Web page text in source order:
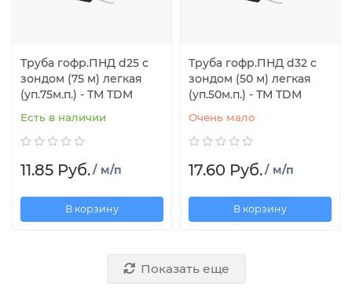
Труба гофр.ПНД d25 с
зондом (75 м) легкая
(уп.75м.п.) - ТМ TDM
Есть в наличии
11.85 Руб./ м/п
В корзину
Труба гофр.ПНД d32 с
зондом (50 м) легкая
(уп.50м.п.) - ТМ TDМ
Очень мало
17.60 Руб./ м/п
В корзину
Показать еще